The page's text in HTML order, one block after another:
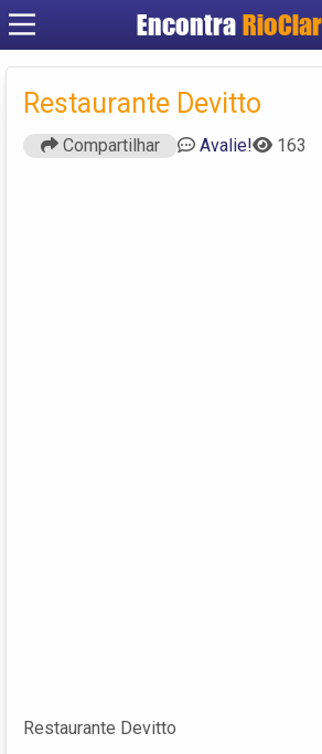
Encontra
Cadastrar
Criar conta
Restaurante Devitto
Compartilhar Avalie! 163
Restaurante Devitto